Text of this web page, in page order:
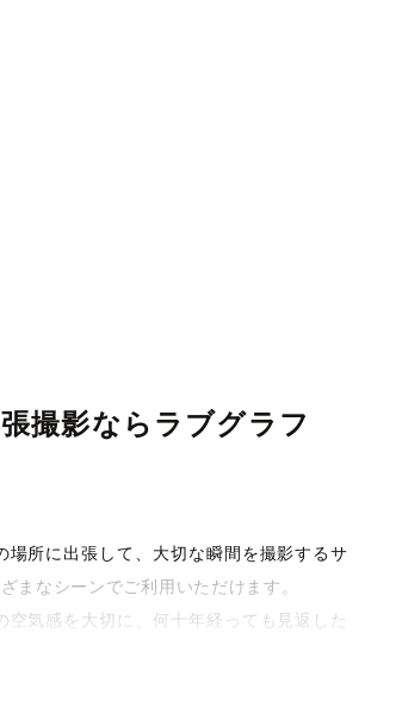
撮影なら ラブグラフ
所に出張して、大切な瞬間を撮影するサ
まなシーンでご利用いただけます。
気感を大切に、何十年経っても見返した